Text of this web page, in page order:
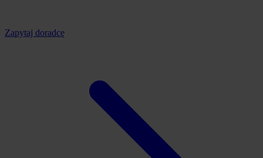
Zapytaj doradcę